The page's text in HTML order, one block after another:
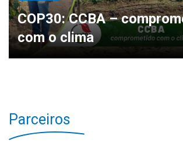
COP30: CCBA –
com o clima
Parceiros